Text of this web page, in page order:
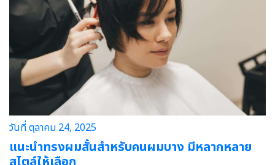
วันที่ ตุลาคม 24, 2025
แนะนำทรงผมสั้นสําหรับคนผมบาง มีหลากหลาย